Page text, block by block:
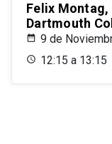
Felix Montag,
Dartmouth
9 de
12:15 a 13:15